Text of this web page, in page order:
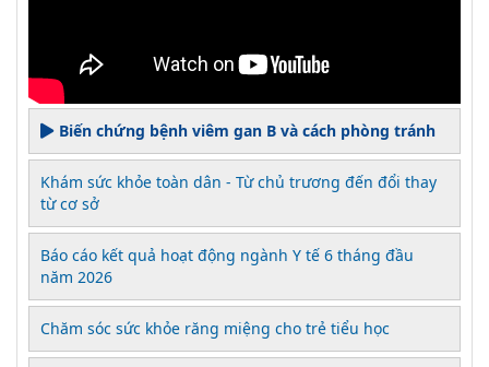
Biến chứng bệnh viêm gan B và cách phòng tránh
Khám sức khỏe toàn dân - Từ chủ trương đến đổi thay
từ cơ sở
Báo cáo kết quả hoạt động ngành Y tế 6 tháng đầu
năm 2026
Chăm sóc sức khỏe răng miệng cho trẻ tiểu học